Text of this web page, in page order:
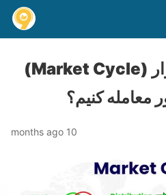
چگونه چرخه‌های بازار (Market Cycle)
معامله کنیم؟
10 months ago